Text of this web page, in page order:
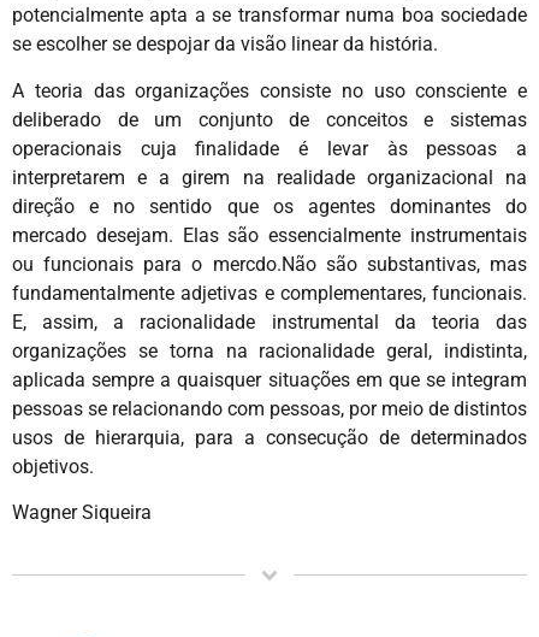
potencialmente apta a se transformar numa boa sociedade
se escolher se despojar da visão linear da história.
A teoria das organizações consiste no uso consciente e
deliberado de um conjunto de conceitos e sistemas
operacionais cuja finalidade é levar às pessoas a
interpretarem e a girem na realidade organizacional na
direção e no sentido que os agentes dominantes do
mercado desejam. Elas são essencialmente instrumentais
ou funcionais para o mercdo.Não são substantivas, mas
fundamentalmente adjetivas e complementares, funcionais.
E, assim, a racionalidade instrumental da teoria das
organizações se torna na racionalidade geral, indistinta,
aplicada sempre a quaisquer situações em que se integram
pessoas se relacionando com pessoas, por meio de distintos
usos de hierarquia, para a consecução de determinados
objetivos.
Wagner Siqueira